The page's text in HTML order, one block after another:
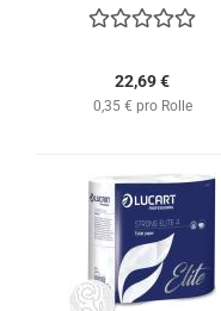
22,69 €
0,35 € pro Rolle